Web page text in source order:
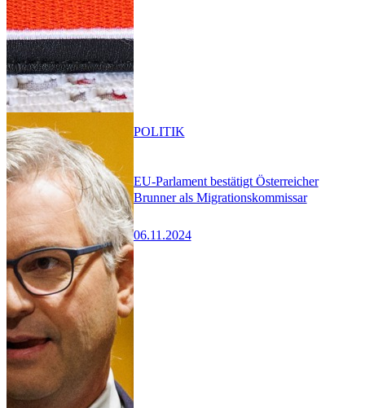
EU-Parlament bestätigt Österreicher
Brunner als Migrationskommissar
06.11.2024
POLITIK